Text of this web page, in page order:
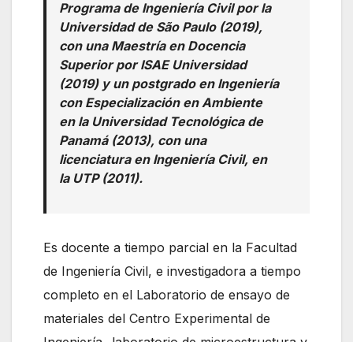
Programa de Ingeniería Civil por la
Universidad de São Paulo (2019),
con una Maestría en Docencia
Superior por ISAE Universidad
(2019) y un postgrado en Ingeniería
con Especialización en Ambiente
en la Universidad Tecnológica de
Panamá (2013), con una
licenciatura en Ingeniería Civil, en
la UTP (2011).
Es docente a tiempo parcial en la Facultad
de Ingeniería Civil, e investigadora a tiempo
completo en el Laboratorio de ensayo de
materiales del Centro Experimental de